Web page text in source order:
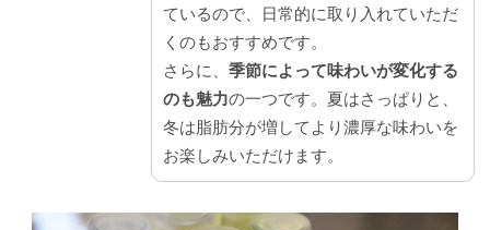
ているので、日常的に取り入れていただ
くのもおすすめです。
さらに、 季節によって味わいが変化する
のも魅力の一つです。夏はさっぱりと、
冬は脂肪分が増してより濃厚な味わいを
お楽しみいただけます。